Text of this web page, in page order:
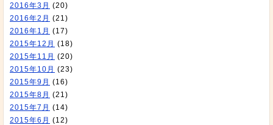
2016年3月 (20)
2016年2月 (21)
2016年1月 (17)
2015年12月 (18)
2015年11月 (20)
2015年10月 (23)
2015年9月 (16)
2015年8月 (21)
2015年7月 (14)
2015年6月 (12)